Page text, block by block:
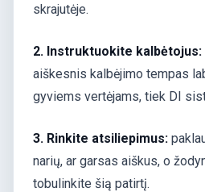
skrajutėje.
2. Instruktuokite kalbėtojus:
aiškesnis kalbėjimo tempas
gyviems vertėjams, tiek DI
3. Rinkite atsiliepimus:
narių, ar garsas aiškus, o
tobulinkite šią patirtį.